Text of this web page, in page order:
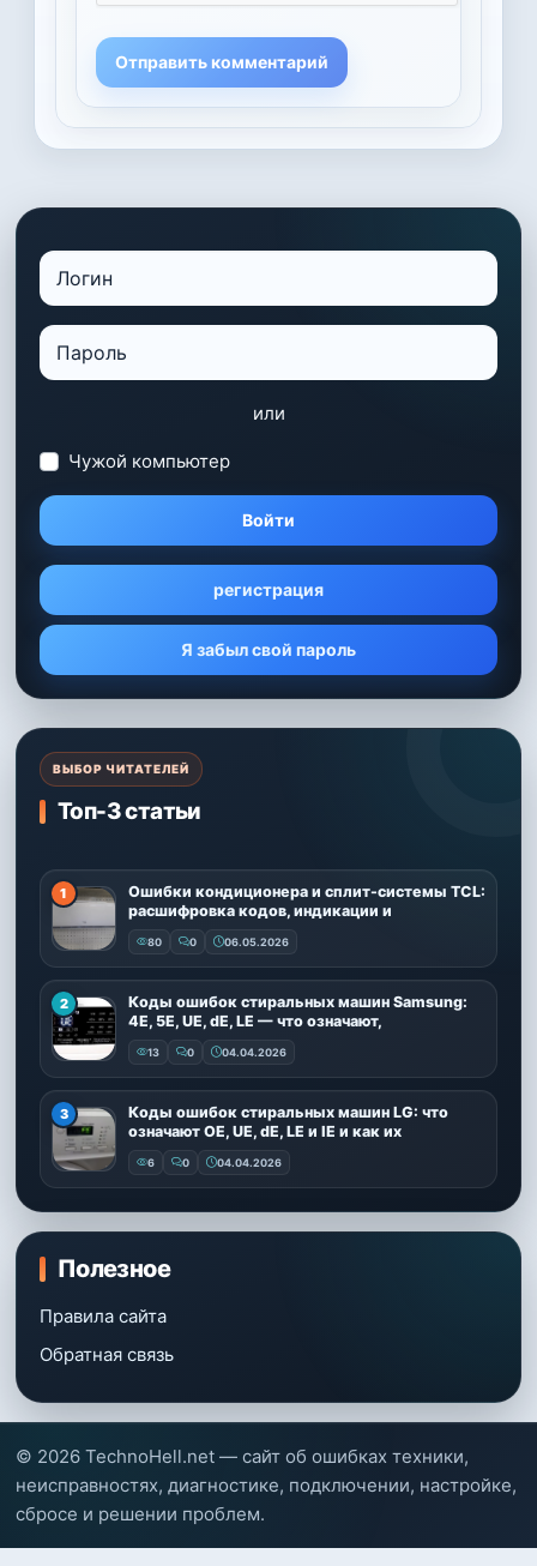
Отправить комментарий
или
Чужой компьютер
Войти
регистрация
Я забыл свой пароль
ВЫБОР ЧИТАТЕЛЕЙ
Топ-3 статьи
Ошибки кондиционера и сплит-системы TCL:
расшифровка кодов, индикации и
80 0 06.05.2026
Коды ошибок стиральных машин Samsung:
4E, 5E, UE, dE, LE — что означают,
13 0 04.04.2026
Коды ошибок стиральных машин LG: что
означают OE, UE, dE, LE и IE и как их
6 0 04.04.2026
Полезное
Правила сайта
Обратная связь
© 2026 TechnoHell.net — сайт об ошибках техники,
неисправностях, диагностике, подключении, настройке,
сбросе и решении проблем.